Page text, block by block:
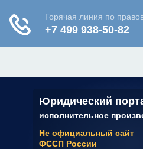
Юридический
исполнительное
Не официальный сайт
ФССП России
✆ 7 (800) 350-22-64